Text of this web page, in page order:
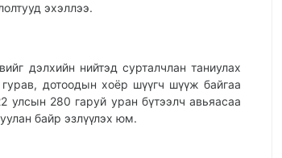
эхэллээ.
дэлхийн нийтэд сурталчлан таниулах
дотоодын хоёр шүүгч шүүж байгаа
280 гаруй уран бүтээлч авьяасаа
байр эзлүүлэх юм.